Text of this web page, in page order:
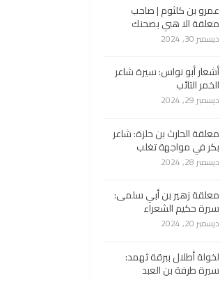
عمرو بن كلثوم | صاحب
معلقة الا هبي بصحنك
ديسمبر 30, 2024
أشعار أبو نواس: سيرة شاعر
الخمر التائب
ديسمبر 29, 2024
معلقة الحارث بن حلزة: شاعر
بكر في مواجهة تغلب
ديسمبر 28, 2024
معلقة زهير بن أبي سلمى:
سيرة حكيم الشعراء
ديسمبر 20, 2024
لخولة أطلال ببرقة ثهمد:
سيرة طرفة بن العبد